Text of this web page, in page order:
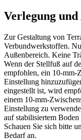
Verlegung
Zur Gestaltung von
Verbundwerkstoffen.
Außenbereich. Keine
Wenn der Stellfuß auf
empfohlen, ein 10-mm-
Einstellung
eingestellt ist, wird
einem 10-mm-
Einstellung zu
auf stabilisiertem
Schauen Sie sich bitte
Bedarf an.